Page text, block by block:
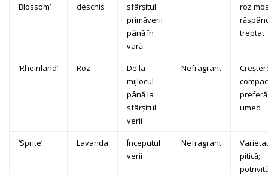
Blossom’
deschis
sfârșitul
primăverii
până în
vară
roz
treptat
‘Rheinland’ Roz
De la
mijlocul
până la
sfârșitul
verii
Nefragrant
umed
‘Sprite’ Lavanda
Începutul
verii
Nefragrant
pitică;